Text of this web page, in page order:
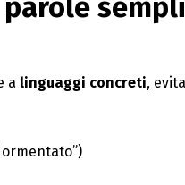
a linguaggi concreti,